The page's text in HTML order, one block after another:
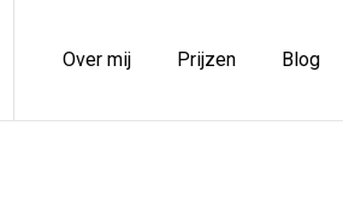
Over mij Prijzen Blog